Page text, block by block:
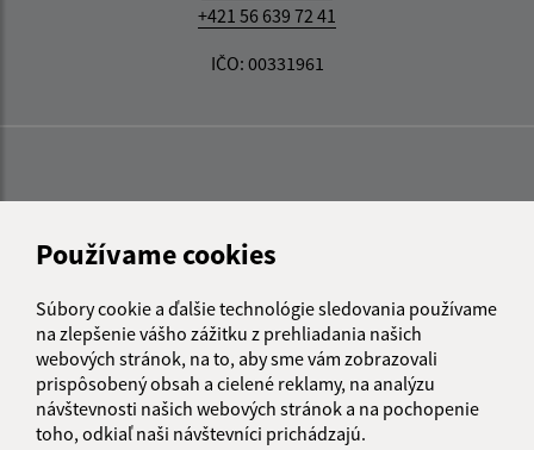
Používame cookies
Súbory cookie a ďalšie technológie sledovania používame
na zlepšenie vášho zážitku z prehliadania našich
webových stránok, na to, aby sme vám zobrazovali
prispôsobený obsah a cielené reklamy, na analýzu
návštevnosti našich webových stránok a na pochopenie
toho, odkiaľ naši návštevníci prichádzajú.
+421 56 639 72 41
IČO: 00331961